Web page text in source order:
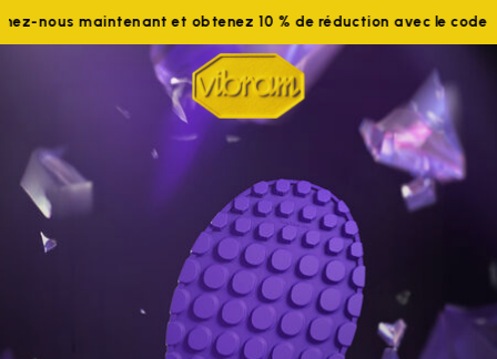
maintenant et obtenez 10 % de réduction avec le code